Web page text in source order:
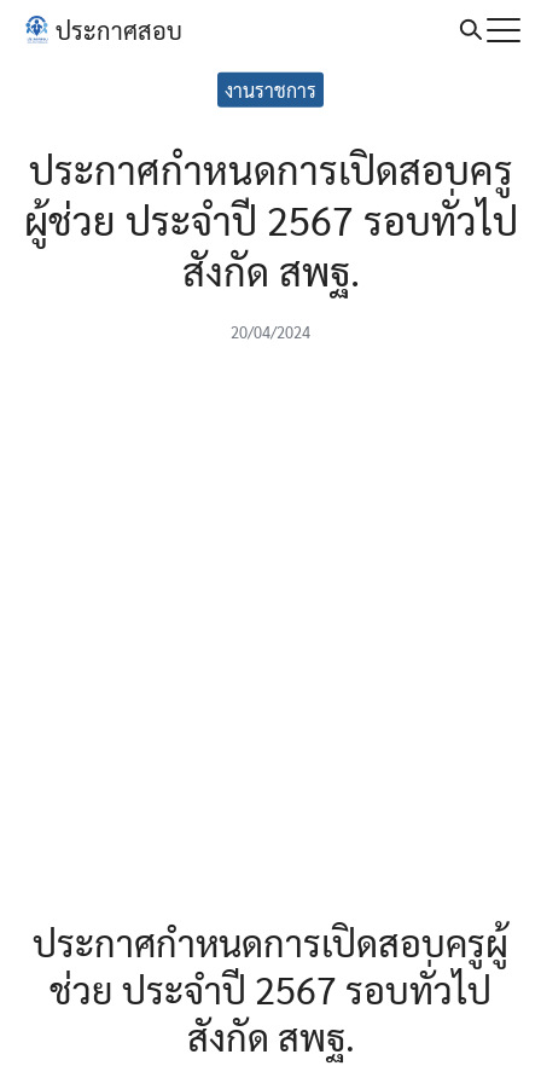
Skip
ประกาศสอบ
งานราชการ
ประกาศกำหนดการเปิดสอบครู
ผู้ช่วย ประจำปี 2567 รอบทั่วไป
สังกัด สพฐ.
20/04/2024
ประกาศกำหนดการเปิดสอบครูผู้
ช่วย ประจำปี 2567 รอบทั่วไป
สังกัด สพฐ.